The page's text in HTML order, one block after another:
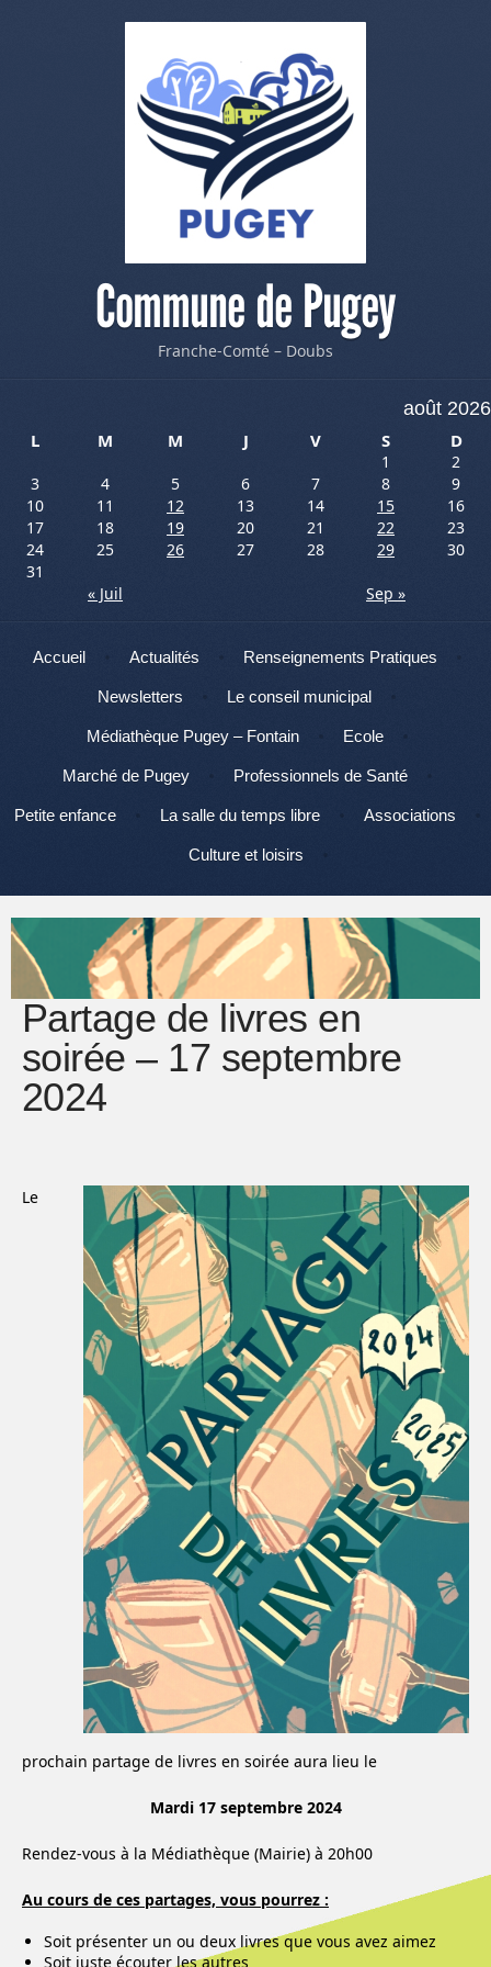
Commune de Pugey
Franche-Comté – Doubs
août 2026
L
M M J V S D
1
2
3
4 5 6 7 8
9
10
11 12 13 14 15
16
17
18 19 20 21 22
23
24
25 26 27 28 29
30
31
« Juil
Sep »
Menu
Aller au contenu
Accueil Actualités Renseignements Pratiques
Newsletters Le conseil municipal
Médiathèque Pugey – Fontain Ecole
Marché de Pugey Professionnels de Santé
Petite enfance La salle du temps libre Associations
Culture et loisirs
Partage de livres en
soirée – 17 septembre
2024
Le
prochain partage de livres en soirée aura lieu le
Mardi 17 septembre 2024
Rendez-vous à la Médiathèque (Mairie) à 20h00
Au cours de ces partages, vous pourrez :
Soit présenter un ou deux livres que vous avez aimez
Soit juste écouter les autres